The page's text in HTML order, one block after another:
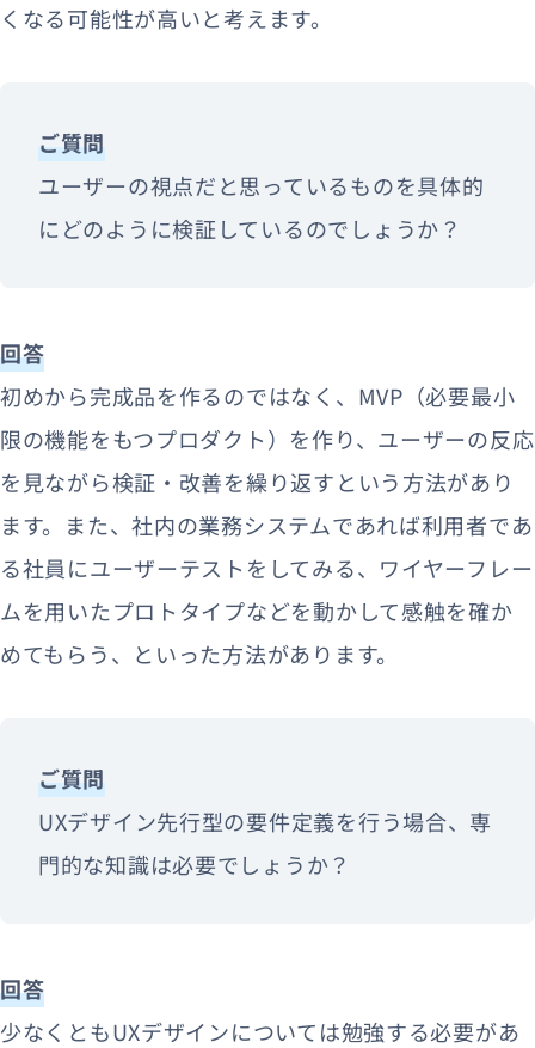
くなる可能性が高いと考えます。
ご質問
ユーザーの視点だと思っているものを具体的
にどのように検証しているのでしょうか？
回答
初めから完成品を作るのではなく、MVP（必要最小
限の機能をもつプロダクト）を作り、ユーザーの反応
を見ながら検証・改善を繰り返すという方法があり
ます。また、社内の業務システムであれば利用者であ
る社員にユーザーテストをしてみる、ワイヤーフレー
ムを用いたプロトタイプなどを動かして感触を確か
めてもらう、といった方法があります。
ご質問
UXデザイン先行型の要件定義を行う場合、専
門的な知識は必要でしょうか？
回答
少なくともUXデザインについては勉強する必要があ